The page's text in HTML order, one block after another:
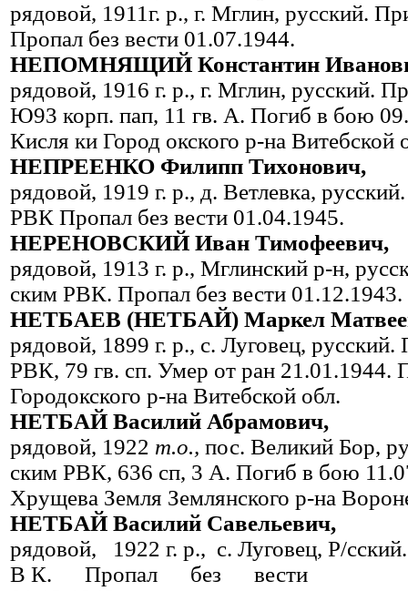
рядовой, 1911г. р., г. Мглин, русский.
Пропал без вести 01.07.1944.
НЕПОМНЯЩИЙ Константин
рядовой, 1916 г. р., г. Мглин, русский.
Ю93 корп. пап, 11 гв. А. Погиб в бою
Кисля ки Город окско­го р-на Витебской
НЕПРЕЕНКО Филипп Тихонович,
рядовой, 1919 г. р., д. Ветлевка,
РВК Пропал без вести 01.04.1945.
НЕРЕНОВСКИЙ Иван Тимофеевич,
рядовой, 1913 г. р., Мглинский р-н,
ским РВК. Пропал без вести 01.12.1943.
НЕТБАЕВ (НЕТБАЙ) Маркел
рядовой, 1899 г. р., с. Луговец,
РВК, 79 гв. сп. Умер от ран 21.01.1944.
Городокского р-на Витебской обл.
НЕТБАЙ Василий Абрамович,
рядовой, 1922 т.о., пос. Великий Бор,
ским РВК, 636 сп, 3 А. Погиб в бою
Хрущева Земля Землянского р-на
НЕТБАЙ Василий Савельевич,
рядовой, 1922 г. р., с. Луговец, Р/
В К. Пропал без вести